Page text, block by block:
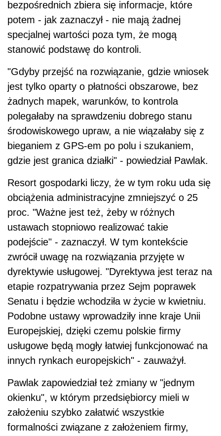
bezpośrednich zbiera się informacje, które
potem - jak zaznaczył - nie mają żadnej
specjalnej wartości poza tym, że mogą
stanowić podstawę do kontroli.
"Gdyby przejść na rozwiązanie, gdzie wniosek
jest tylko oparty o płatności obszarowe, bez
żadnych mapek, warunków, to kontrola
polegałaby na sprawdzeniu dobrego stanu
środowiskowego upraw, a nie wiązałaby się z
bieganiem z GPS-em po polu i szukaniem,
gdzie jest granica działki" - powiedział Pawlak.
Resort gospodarki liczy, że w tym roku uda się
obciążenia administracyjne zmniejszyć o 25
proc. "Ważne jest też, żeby w różnych
ustawach stopniowo realizować takie
podejście" - zaznaczył. W tym kontekście
zwrócił uwagę na rozwiązania przyjęte w
dyrektywie usługowej. "Dyrektywa jest teraz na
etapie rozpatrywania przez Sejm poprawek
Senatu i będzie wchodziła w życie w kwietniu.
Podobne ustawy wprowadziły inne kraje Unii
Europejskiej, dzięki czemu polskie firmy
usługowe będą mogły łatwiej funkcjonować na
innych rynkach europejskich" - zauważył.
Pawlak zapowiedział też zmiany w "jednym
okienku", w którym przedsiębiorcy mieli w
założeniu szybko załatwić wszystkie
formalności związane z założeniem firmy,